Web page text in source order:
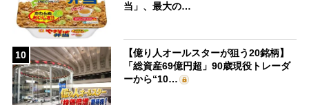
当」、最大の…
10
【億り人オールスターが狙う20銘柄】
「総資産69億円超」90歳現役トレーダ
ーから“10…